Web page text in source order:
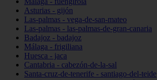
Asturias - gijón
Las-palmas - vega-de-san-mateo
Las-palmas - las-palmas-de-gran-canaria
Badajoz - badajoz
Málaga - frigiliana
Huesca - jaca
Cantabria - cabezón-de-la-sal
Santa-cruz-de-tenerife - santiago-del-teide